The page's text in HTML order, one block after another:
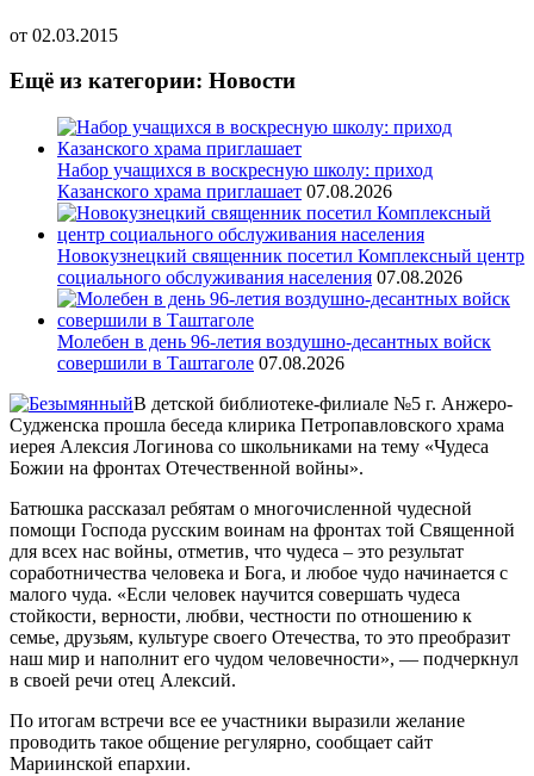
от 02.03.2015
Ещё из категории: Новости
Набор учащихся в воскресную школу: приход
Казанского храма приглашает 07.08.2026
Новокузнецкий священник посетил Комплексный центр
социального обслуживания населения 07.08.2026
Молебен в день 96-летия воздушно-десантных войск
совершили в Таштаголе 07.08.2026
В детской библиотеке-филиале №5 г. Анжеро-
Судженска прошла беседа клирика Петропавловского храма
иерея Алексия Логинова со школьниками на тему «Чудеса
Божии на фронтах Отечественной войны».
Батюшка рассказал ребятам о многочисленной чудесной
помощи Господа русским воинам на фронтах той Священной
для всех нас войны, отметив, что чудеса – это результат
соработничества человека и Бога, и любое чудо начинается с
малого чуда. «Если человек научится совершать чудеса
стойкости, верности, любви, честности по отношению к
семье, друзьям, культуре своего Отечества, то это преобразит
наш мир и наполнит его чудом человечности», — подчеркнул
в своей речи отец Алексий.
По итогам встречи все ее участники выразили желание
проводить такое общение регулярно, сообщает сайт
Мариинской епархии.